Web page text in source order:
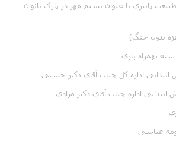
پاییزی با عنوان نسیم مهر در پارک بانوان
بدون جنگ)
بهمراه بازی
ابتدایی اداره کل جناب آقای دکتر حسنی
ابتدایی اداره جناب آقای دکتر مرادی
عباسی